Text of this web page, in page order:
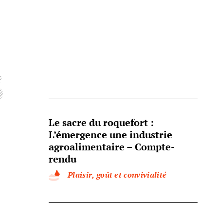
Le sacre du roquefort :
L’émergence une industrie
agroalimentaire – Compte-
rendu
Plaisir, goût et convivialité